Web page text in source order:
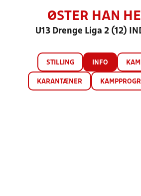
ØSTER HAN
U13 Drenge Liga 2 (12)
STILLING INFO
KARANTÆNER